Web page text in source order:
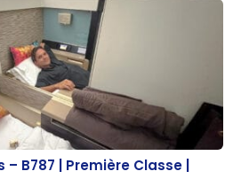
B787 | Première Classe |
B787 | Première Classe |